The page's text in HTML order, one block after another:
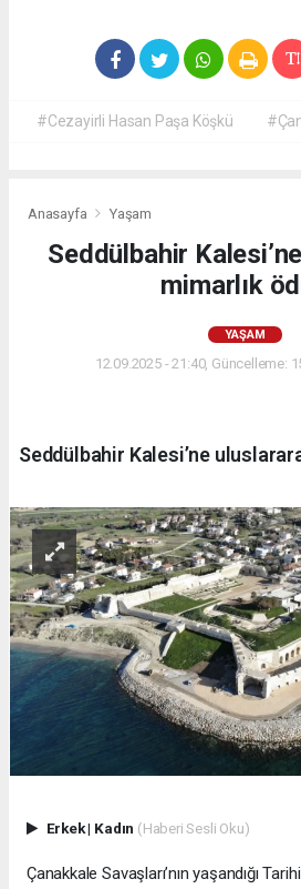
#Cezayirli Hasan Paşa Köşkü
Anasayfa Yaşam
Seddülbahir
mimarlık
YAŞAM
12.09.2025 - 21:40, Güncelleme:
Seddülbahir Kalesi’ne
Erkek| Kadın (Haberi Sesli Oku)
Çanakkale Savaşları’nın yaşandığı